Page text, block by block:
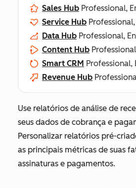
Sales Hub Professional,
Service Hub
Data Hub Professional,
Content Hub
Smart CRM Professional,
Revenue Hub
Use relatórios de análise de
seus dados de cobrança e
Personalizar relatórios pré-
as principais métricas de suas
assinaturas e pagamentos.